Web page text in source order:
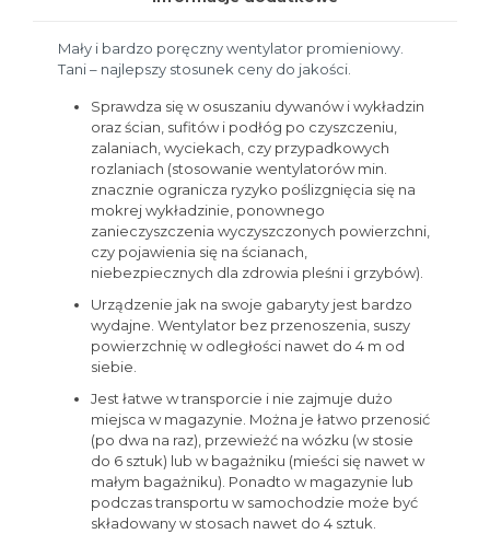
Mały i bardzo poręczny wentylator promieniowy.
Tani – najlepszy stosunek ceny do jakości.
Sprawdza się w osuszaniu dywanów i wykładzin
oraz ścian, sufitów i podłóg po czyszczeniu,
zalaniach, wyciekach, czy przypadkowych
rozlaniach (stosowanie wentylatorów min.
znacznie ogranicza ryzyko poślizgnięcia się na
mokrej wykładzinie, ponownego
zanieczyszczenia wyczyszczonych powierzchni,
czy pojawienia się na ścianach,
niebezpiecznych dla zdrowia pleśni i grzybów).
Urządzenie jak na swoje gabaryty jest bardzo
wydajne. Wentylator bez przenoszenia, suszy
powierzchnię w odległości nawet do 4 m od
siebie.
Jest łatwe w transporcie i nie zajmuje dużo
miejsca w magazynie. Można je łatwo przenosić
(po dwa na raz), przewieżć na wózku (w stosie
do 6 sztuk) lub w bagażniku (mieści się nawet w
małym bagażniku). Ponadto w magazynie lub
podczas transportu w samochodzie może być
składowany w stosach nawet do 4 sztuk.